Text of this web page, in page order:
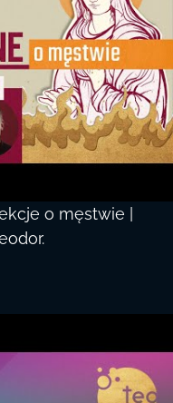
o męstwie |